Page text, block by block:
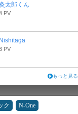
太郎くん
PV
Nishitaga
PV
もっと見る
ク
N-One